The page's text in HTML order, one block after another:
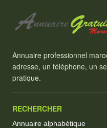
Annuaire professionnel
adresse, un téléphone, un
pratique.
RECHERCHER
Annuaire alphabétique